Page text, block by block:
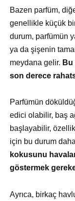
Bazen parfüm,
genellikle küçük
durum, parfümün
ya da şişenin
meydana gelir.
son derece
Parfümün
edici olabilir, baş
başlayabilir,
için bu durum daha
kokusunu
göstermek
Ayrıca, birkaç